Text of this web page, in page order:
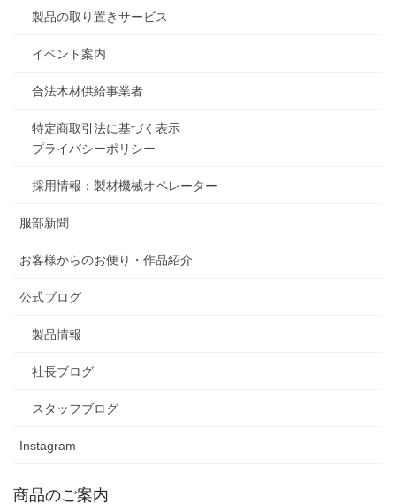
製品の取り置きサービス
イベント案内
合法木材供給事業者
特定商取引法に基づく表示
プライバシーポリシー
採用情報：製材機械オペレーター
服部新聞
お客様からのお便り・作品紹介
公式ブログ
製品情報
社長ブログ
スタッフブログ
Instagram
商品のご案内